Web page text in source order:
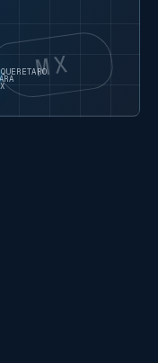
MX
QUERETARO